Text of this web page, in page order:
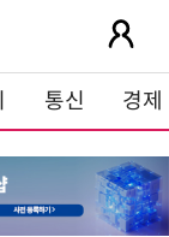
통신 경제